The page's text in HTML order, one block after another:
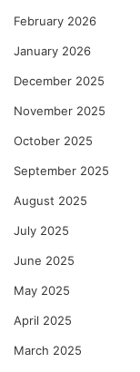
February 2026
January 2026
December 2025
November 2025
October 2025
September 2025
August 2025
July 2025
June 2025
May 2025
April 2025
March 2025